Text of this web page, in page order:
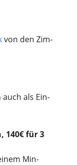
von den Zim­
auch als Ein­
140€ für 3
Min­